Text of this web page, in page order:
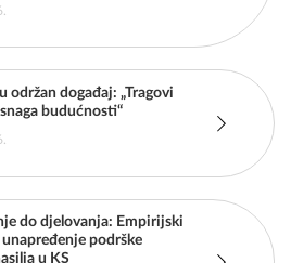
održan događaj: „Tragovi
budućnosti“
do djelovanja: Empirijski
podrške
u KS